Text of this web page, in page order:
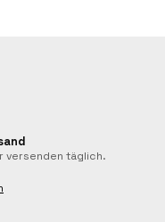
versenden täglich.